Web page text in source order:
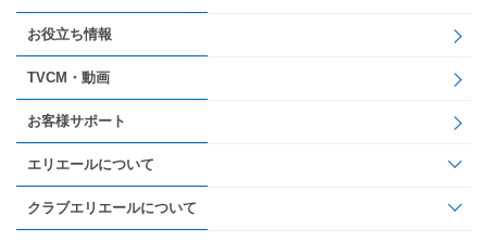
お役立ち情報
TVCM・動画
お客様サポート
エリエールについて
クラブエリエールについて